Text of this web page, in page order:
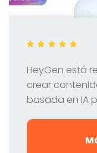
HeyGen está
crear
basada en IA
artículo